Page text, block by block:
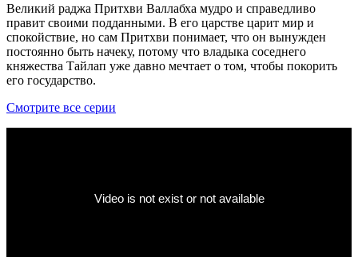
Великий раджа Притхви Валлабха мудро и справедливо
правит своими подданными. В его царстве царит мир и
спокойствие, но сам Притхви понимает, что он вынужден
постоянно быть начеку, потому что владыка соседнего
княжества Тайлап уже давно мечтает о том, чтобы покорить
его государство.
Смотрите все серии